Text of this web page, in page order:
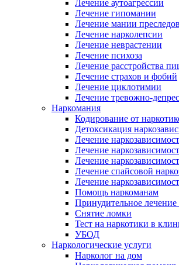
Лечение аутоагрессии
Лечение гипомании
Лечение мании
Лечение нарколепсии
Лечение неврастении
Лечение психоза
Лечение расстройства
Лечение страхов и фобий
Лечение циклотимии
Лечение тревожно-
Наркомания
Кодирование от
Детоксикация
Лечение
Лечение
Лечение
Лечение спайсовой
Лечение
Помощь наркоманам
Принудительное
Снятие ломки
Тест на наркотики в
УБОД
Наркологические услуги
Нарколог на дом